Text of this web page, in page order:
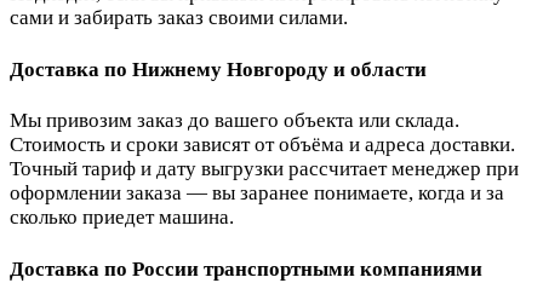
сами и забирать заказ своими силами.
Доставка по Нижнему Новгороду и области
Мы привозим заказ до вашего объекта или склада.
Стоимость и сроки зависят от объёма и адреса доставки.
Точный тариф и дату выгрузки рассчитает менеджер при
оформлении заказа — вы заранее понимаете, когда и за
сколько приедет машина.
Доставка по России транспортными компаниями